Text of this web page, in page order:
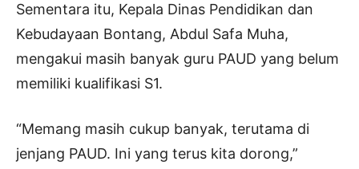
Sementara itu, Kepala Dinas Pendidikan dan
Kebudayaan Bontang, Abdul Safa Muha,
mengakui masih banyak guru PAUD yang belum
memiliki kualifikasi S1.
“Memang masih cukup banyak, terutama di
jenjang PAUD. Ini yang terus kita dorong,”